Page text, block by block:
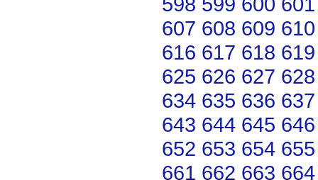
607 608 609 610
616 617 618 619
625 626 627 628
634 635 636 637
643 644 645 646
652 653 654 655
661 662 663 664